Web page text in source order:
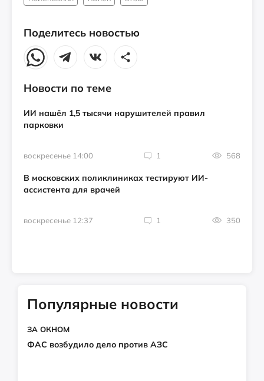
Поделитесь новостью
Новости по теме
ИИ нашёл 1,5 тысячи нарушителей правил
парковки
воскресенье 14:00 1 568
В московских поликлиниках тестируют ИИ-
ассистента для врачей
воскресенье 12:37 1 350
Популярные новости
ЗА ОКНОМ
ФАС возбудило дело против АЗС